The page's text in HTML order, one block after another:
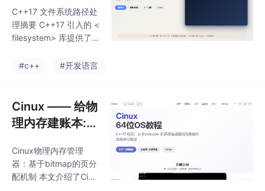
Cinux-Book/如果上面
的内容，对您的学习和
实际的开发哪怕有一丝
荣幸！喜欢的话，麻烦
路径处理
C++17 文件系统路径处
理摘要 C++17 引入的 <
filesystem> 库提供了
力，核心是 std::filesys
能智能处理不同操作系
统的路径分隔符差异
（Windows 的 \ 和 Lin
th 类提供丰富的路径分
解方法： root_name
()：获取驱动器号（Win
#c++ #开发语言
Cinux —— 给物
理内存建账本:bi
管理器
Cinux物理内存管理
器：基于bitmap的页分
配机制 本文介绍了Cinu